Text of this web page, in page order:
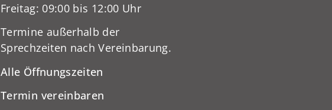
Freitag: 09:00 bis 12:00 Uhr
Termine außerhalb der
Sprechzeiten nach Vereinbarung.
Alle Öffnungszeiten
Termin vereinbaren